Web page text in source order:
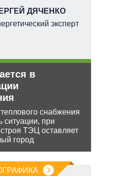
ДЯЧЕНКО
эксперт
в
снабжения
ситуации, при
ТЭЦ оставляет
город